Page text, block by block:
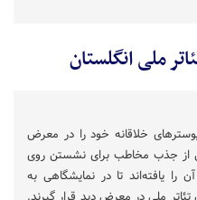
ملی انگلستان
خلاقانه خود را در معرض
است. پس از ۵۴ سال از جذب مخاطب برای نشستن روی
را یافته‌اند تا در نمایشگاهی به